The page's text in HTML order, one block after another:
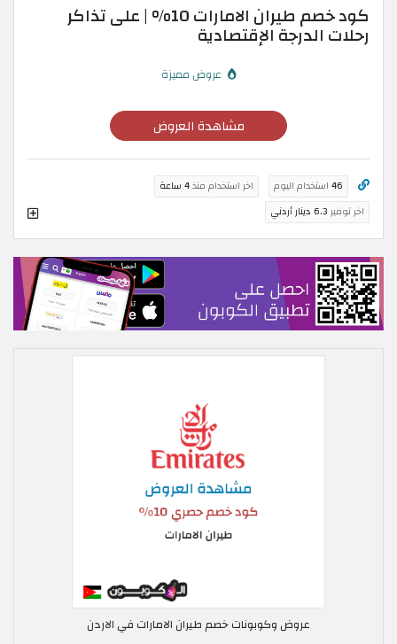
كود خصم طيران الامارات 10% | على تذاكر
رحلات الدرجة الإقتصادية
عروض مميزة
مشاهدة العروض
46 استخدام اليوم اخر استخدام منذ4 ساعة
اخر توفير 6.3 دينار أردني
عروض وكوبونات خصم طيران الامارات في الاردن